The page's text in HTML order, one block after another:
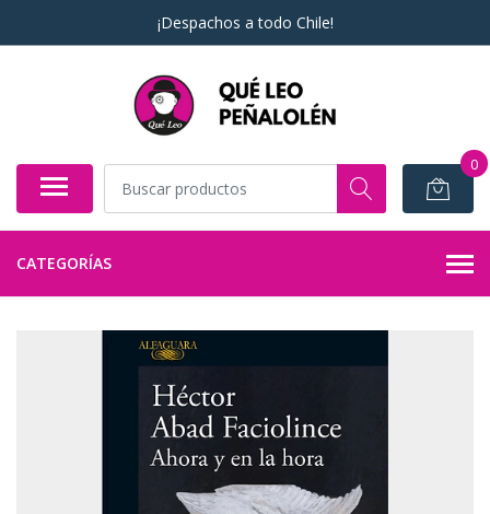
¡Despachos a todo Chile!
0
CATEGORÍAS